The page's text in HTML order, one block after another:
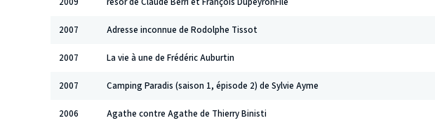
2007 Adresse inconnue de Rodolphe Tissot
2007 La vie à une de Frédéric Auburtin
2007 Camping Paradis (saison 1, épisode 2) de Sylvie Ayme
2006 Agathe contre Agathe de Thierry Binisti